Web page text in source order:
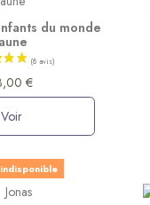
du monde
€
Voir